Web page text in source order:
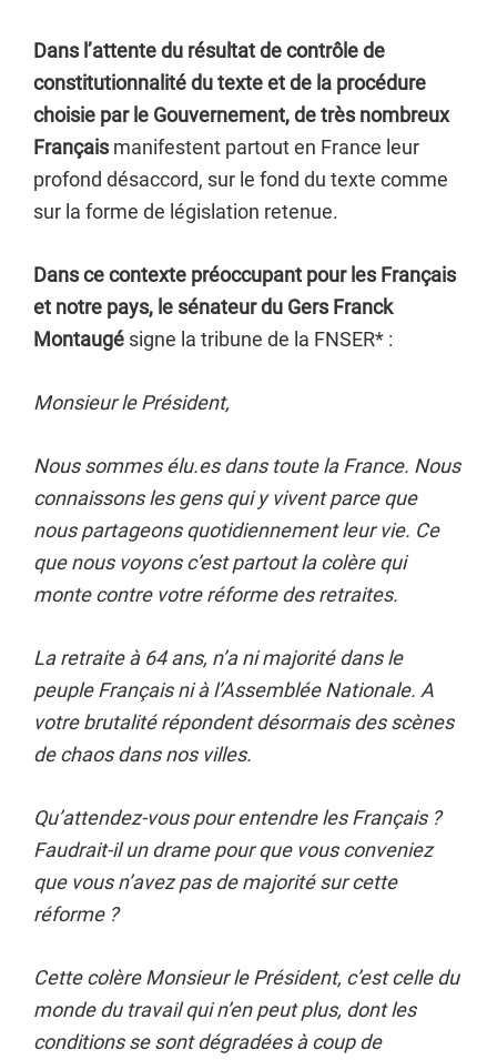
Dans l’attente du résultat de contrôle de
constitutionnalité du texte et de la procédure
choisie par le Gouvernement, de très nombreux
Français manifestent partout en France leur
profond désaccord, sur le fond du texte comme
sur la forme de législation retenue.
Dans ce contexte préoccupant pour les Français
et notre pays, le sénateur du Gers Franck
Montaugé signe la tribune de la FNSER* :
Monsieur le Président,
Nous sommes élu.es dans toute la France. Nous
connaissons les gens qui y vivent parce que
nous partageons quotidiennement leur vie. Ce
que nous voyons c’est partout la colère qui
monte contre votre réforme des retraites.
La retraite à 64 ans, n’a ni majorité dans le
peuple Français ni à l’Assemblée Nationale. A
votre brutalité répondent désormais des scènes
de chaos dans nos villes.
Qu’attendez-vous pour entendre les Français ?
Faudrait-il un drame pour que vous conveniez
que vous n’avez pas de majorité sur cette
réforme ?
Cette colère Monsieur le Président, c’est celle du
monde du travail qui n’en peut plus, dont les
conditions se sont dégradées à coup de